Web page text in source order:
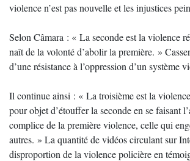
violence n’est pas nouvelle et les injustices
Selon Câmara : « La seconde est la violence
naît de la volonté d’abolir la première. »
d’une résistance à l’oppression d’un système
Il continue ainsi : « La troisième est la
pour objet d’étouffer la seconde en se faisant
complice de la première violence, celle qui
autres. » La quantité de vidéos circulant sur
disproportion de la violence policière en